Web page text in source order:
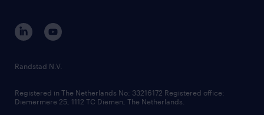
corporate governance
randstad innovation fund
country websites
Randstad N.V.
Registered in The Netherlands No: 33216172 Registered office:
Diemermere 25, 1112 TC Diemen, The Netherlands.